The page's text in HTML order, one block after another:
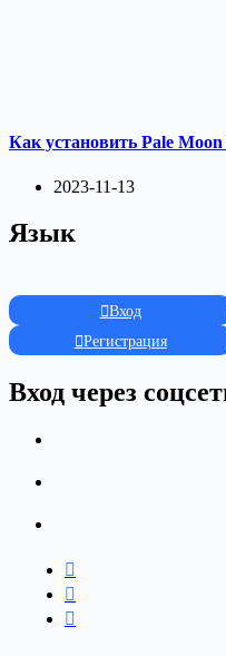
Как установить Pale
2023-11-13
Язык
Вход
Регистрация
Вход через